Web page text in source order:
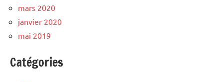
mars 2020
janvier 2020
mai 2019
Catégories